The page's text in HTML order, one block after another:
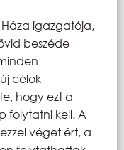
igazgatója,
beszéde
célok
hogy ezt a
folytatni kell. A
véget ért, a